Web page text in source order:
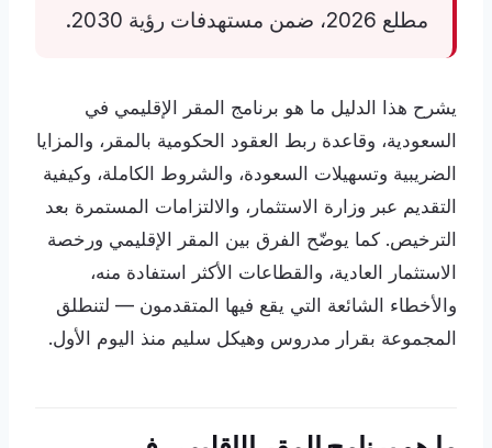
مطلع 2026، ضمن مستهدفات رؤية 2030.
يشرح هذا الدليل ما هو برنامج المقر الإقليمي في
السعودية، وقاعدة ربط العقود الحكومية بالمقر، والمزايا
الضريبية وتسهيلات السعودة، والشروط الكاملة، وكيفية
التقديم عبر وزارة الاستثمار، والالتزامات المستمرة بعد
الترخيص. كما يوضّح الفرق بين المقر الإقليمي ورخصة
الاستثمار العادية، والقطاعات الأكثر استفادة منه،
والأخطاء الشائعة التي يقع فيها المتقدمون — لتنطلق
المجموعة بقرار مدروس وهيكل سليم منذ اليوم الأول.